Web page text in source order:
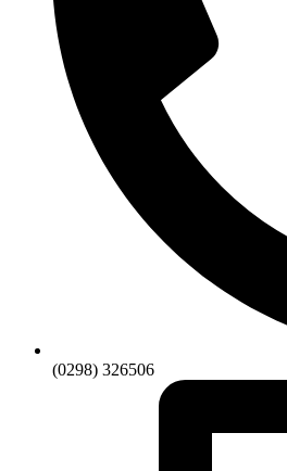
(0298) 326506